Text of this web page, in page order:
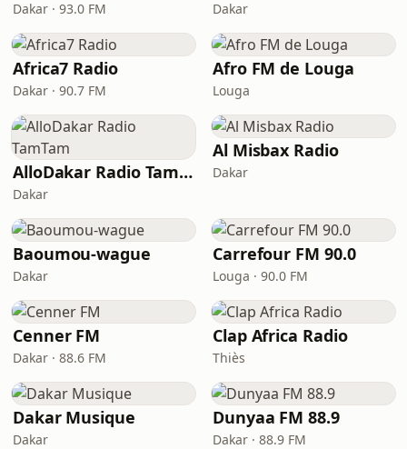
Dakar · 93.0 FM Dakar
Africa7 Radio
Dakar · 90.7 FM
Afro FM de Louga
Louga
AlloDakar Radio TamTam
Dakar
Al Misbax Radio
Dakar
Baoumou-wague
Dakar
Carrefour FM 90.0
Louga · 90.0 FM
Cenner FM
Dakar · 88.6 FM
Clap Africa Radio
Thiès
Dakar Musique
Dakar
Dunyaa FM 88.9
Dakar · 88.9 FM